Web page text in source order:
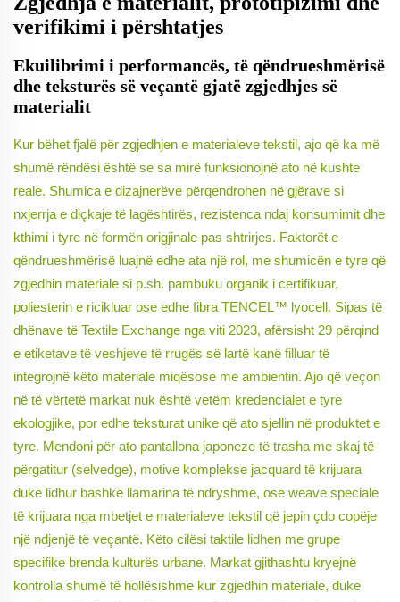
verifikimi i përshtatjes
Ekuilibrimi i performancës, të qëndrueshmërisë
dhe teksturës së veçantë gjatë zgjedhjes së
materialit
Kur bëhet fjalë për zgjedhjen e materialeve tekstil, ajo që ka më
shumë rëndësi është se sa mirë funksionojnë ato në kushte
reale. Shumica e dizajnerëve përqendrohen në gjërave si
nxjerrja e diçkaje të lagështirës, rezistenca ndaj konsumimit dhe
kthimi i tyre në formën origjinale pas shtrirjes. Faktorët e
qëndrueshmërisë luajnë edhe ata një rol, me shumicën e tyre që
zgjedhin materiale si p.sh. pambuku organik i certifikuar,
poliesterin e ricikluar ose edhe fibra TENCEL™ lyocell. Sipas të
dhënave të Textile Exchange nga viti 2023, afërsisht 29 përqind
e etiketave të veshjeve të rrugës së lartë kanë filluar të
integrojnë këto materiale miqësose me ambientin. Ajo që veçon
në të vërtetë markat nuk është vetëm kredencialet e tyre
ekologjike, por edhe teksturat unike që ato sjellin në produktet e
tyre. Mendoni për ato pantallona japoneze të trasha me skaj të
përgatitur (selvedge), motive komplekse jacquard të krijuara
duke lidhur bashkë llamarina të ndryshme, ose weave speciale
të krijuara nga mbetjet e materialeve tekstil që jepin çdo copëje
një ndjenjë të veçantë. Këto cilësi taktile lidhen me grupe
specifike brenda kulturës urbane. Markat gjithashtu kryejnë
kontrolla shumë të hollësishme kur zgjedhin materiale, duke